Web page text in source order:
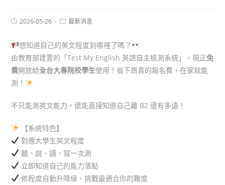
2026-05-26 最新消息
想知道自己的英文程度到哪裡了嗎？
由教育部建置的「Test My English 英語自主檢測系統」，現正免
費開放給全台大專院校學生使用！省下昂貴的報名費，在家就能
測！
不只能測英文能力，還能直接知道自己離 B2 還有多遠！
【系統特色】
對應大學生英文程度
聽、說、讀、寫一次測­­­
立即知道自己的能力落點
依程度自動升降級，挑戰最適合你的難度­­­­­­­­